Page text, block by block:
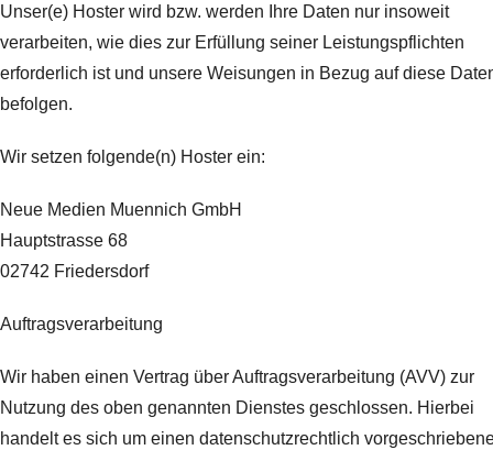
Unser(e) Hoster wird bzw. werden Ihre Daten nur insoweit
verarbeiten, wie dies zur Erfüllung seiner Leistungspflichten
erforderlich ist und unsere Weisungen in Bezug auf diese
befolgen.
Wir setzen folgende(n) Hoster ein:
Neue Medien Muennich GmbH
Hauptstrasse 68
02742 Friedersdorf
Auftragsverarbeitung
Wir haben einen Vertrag über Auftragsverarbeitung (AVV) zur
Nutzung des oben genannten Dienstes geschlossen. Hierbei
handelt es sich um einen datenschutzrechtlich